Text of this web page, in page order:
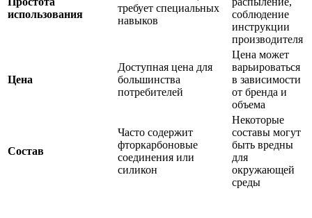
использования
требует специальных
навыков
соблюдение
инструкции
производителя
Цена
Доступная цена для
большинства
потребителей
Цена может
варьироваться
в зависимости
от бренда и
объема
Состав
Часто содержит
фторкарбоновые
соединения или
силикон
Некоторые
составы могут
быть вредны
для
окружающей
среды